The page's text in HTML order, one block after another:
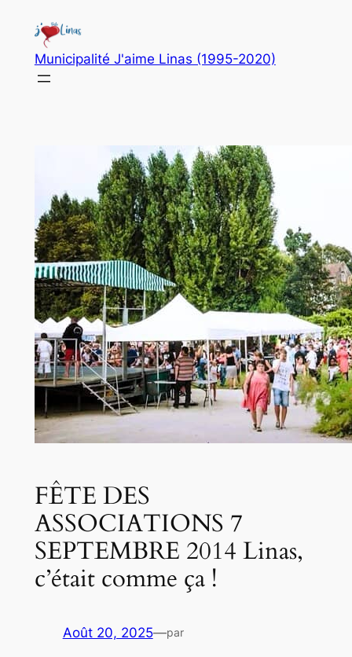
contenuMunicipalité J'aime Linas (1995-2020)
FÊTE DES
ASSOCIATIONS 7
SEPTEMBRE 2014 Linas,
c’était comme ça !
Août 20, 2025—par